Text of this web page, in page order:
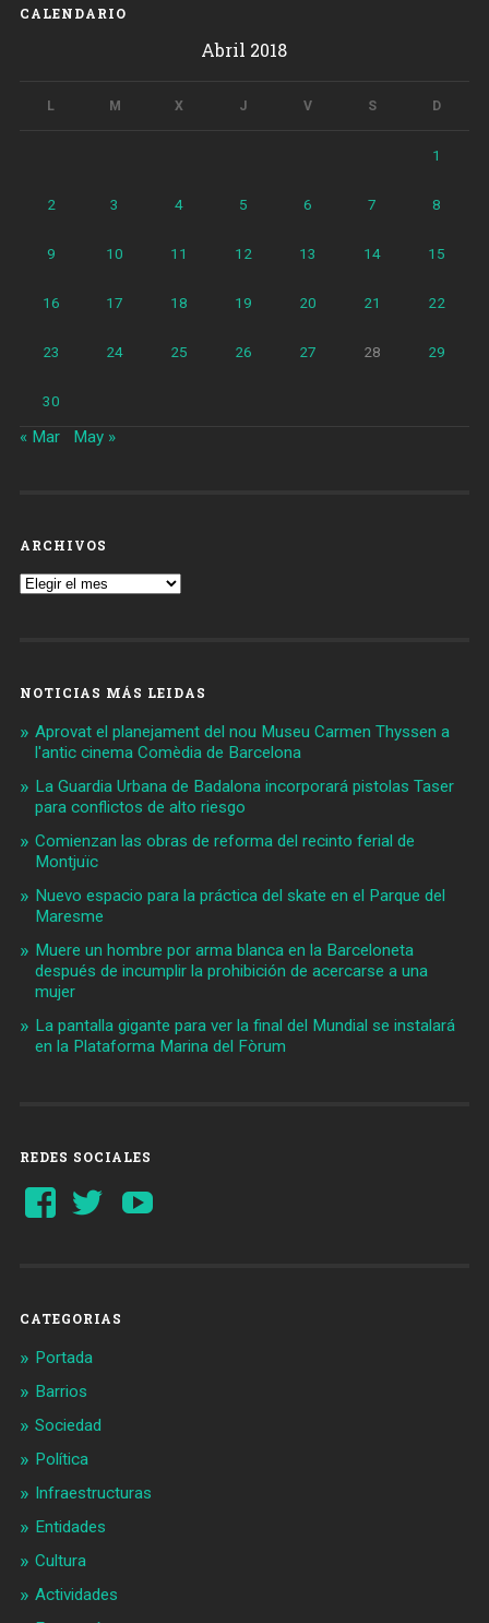
CALENDARIO
Abril 2018
L M X J V S D
1
2 3 4 5 6 7 8
9 10 11 12 13 14 15
16 17 18 19 20 21 22
23 24 25 26 27 28 29
30
« Mar May »
ARCHIVOS
Archivos
NOTICIAS MÁS LEIDAS
Aprovat el planejament del nou Museu Carmen Thyssen a
l'antic cinema Comèdia de Barcelona
La Guardia Urbana de Badalona incorporará pistolas Taser
para conflictos de alto riesgo
Comienzan las obras de reforma del recinto ferial de
Montjuïc
Nuevo espacio para la práctica del skate en el Parque del
Maresme
Muere un hombre por arma blanca en la Barceloneta
después de incumplir la prohibición de acercarse a una
mujer
La pantalla gigante para ver la final del Mundial se instalará
en la Plataforma Marina del Fòrum
REDES SOCIALES
Ver
perfil
Ver
perfil
CATEGORIAS
Portada
Barrios
Sociedad
Política
Infraestructuras
Entidades
Cultura
Actividades